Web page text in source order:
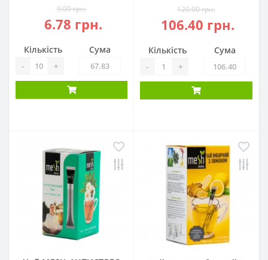
9.00 грн.
6.78 грн.
Кількість
- +
Сума
120.00 грн.
106.40 грн.
Кількість
- +
Сума